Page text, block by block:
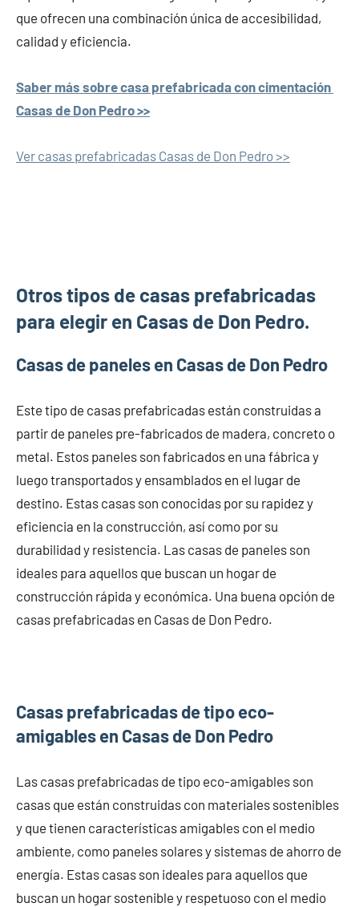
que ofrecen una combinación única de accesibilidad,
calidad y eficiencia.
Saber más sobre casa prefabricada con cimentación
Casas de Don Pedro >>
Ver casas prefabricadas Casas de Don Pedro >>
Otros tipos de casas prefabricadas
para elegir en Casas de Don Pedro.
Casas de paneles en Casas de Don Pedro
Este tipo de casas prefabricadas están construidas a
partir de paneles pre-fabricados de madera, concreto o
metal. Estos paneles son fabricados en una fábrica y
luego transportados y ensamblados en el lugar de
destino. Estas casas son conocidas por su rapidez y
eficiencia en la construcción, así como por su
durabilidad y resistencia. Las casas de paneles son
ideales para aquellos que buscan un hogar de
construcción rápida y económica. Una buena opción de
casas prefabricadas en Casas de Don Pedro.
Casas prefabricadas de tipo eco-
amigables en Casas de Don Pedro
Las casas prefabricadas de tipo eco-amigables son
casas que están construidas con materiales sostenibles
y que tienen características amigables con el medio
ambiente, como paneles solares y sistemas de ahorro de
energía. Estas casas son ideales para aquellos que
buscan un hogar sostenible y respetuoso con el medio